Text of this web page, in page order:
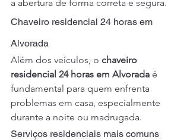
a abertura de forma correta e segura.
Chaveiro residencial 24 horas em
Alvorada
Além dos veículos, o chaveiro
residencial 24 horas em Alvorada é
fundamental para quem enfrenta
problemas em casa, especialmente
durante a noite ou madrugada.
Serviços residenciais mais comuns